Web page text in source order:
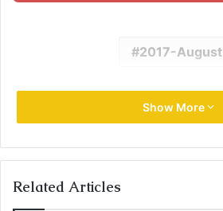
2017-August
Show More
Related Articles